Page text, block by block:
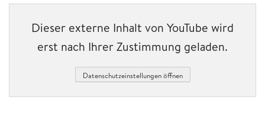
Dieser externe Inhalt von YouTube wird
erst nach Ihrer Zustimmung geladen.
Datenschutzeinstellungen öffnen